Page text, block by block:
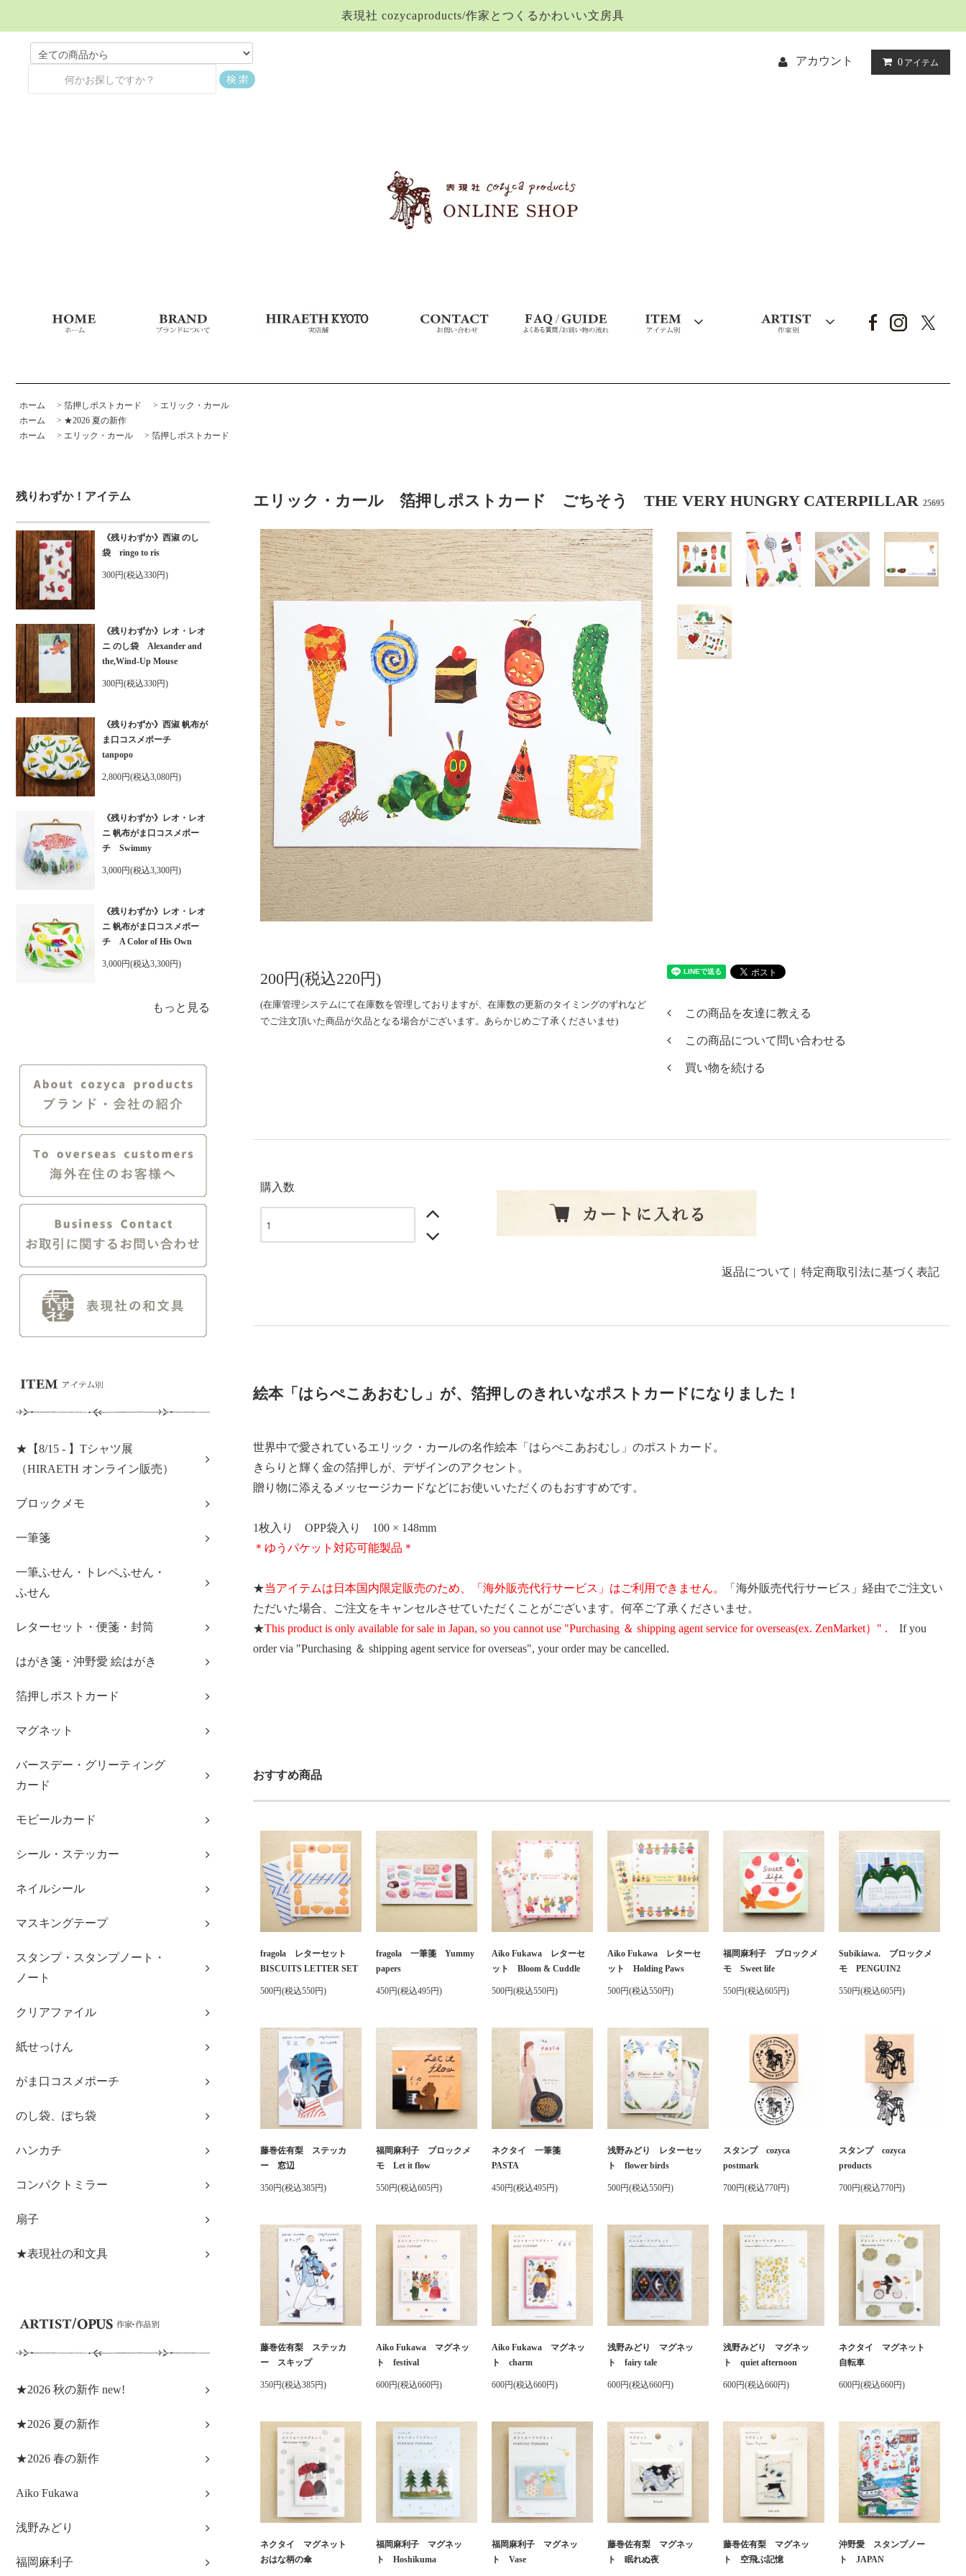
表現社 cozycaproducts/作家とつくるかわいい文房具
アカウント 0 アイテム
ホーム > 箔押しポストカード > エリック・カール
ホーム
> ★2026 夏の新作
ホーム
> エリック・カール > 箔押しポストカード
残りわずか！アイテム
《残りわずか》西淑 のし
袋 ringo to ris
300円(税込330円)
《残りわずか》レオ・レオ
ニ のし袋 Alexander and
the,Wind-Up Mouse
300円(税込330円)
《残りわずか》西淑 帆布が
ま口コスメポーチ
tanpopo
2,800円(税込3,080円)
《残りわずか》レオ・レオ
ニ 帆布がま口コスメポー
チ Swimmy
3,000円(税込3,300円)
《残りわずか》レオ・レオ
ニ 帆布がま口コスメポー
チ A Color of His Own
3,000円(税込3,300円)
もっと見る
★【8/15 - 】Tシャツ展
（HIRAETH オンライン販売）
ブロックメモ
一筆箋
一筆ふせん・トレペふせん・
ふせん
レターセット・便箋・封筒
はがき箋・沖野愛 絵はがき
箔押しポストカード
マグネット
バースデー・グリーティング
カード
モビールカード
シール・ステッカー
ネイルシール
マスキングテープ
スタンプ・スタンプノート・
ノート
クリアファイル
紙せっけん
がま口コスメポーチ
のし袋、ぽち袋
ハンカチ
コンパクトミラー
扇子
★表現社の和文具
★2026 秋の新作 new!
★2026 夏の新作
★2026 春の新作
Aiko Fukawa
浅野みどり
福岡麻利子
エリック・カール 箔押しポストカード ごちそう THE VERY HUNGRY CATERPILLAR 25695
200円(税込220円)
(在庫管理システムにて在庫数を管理しておりますが、在庫数の更新のタイミングのずれなど
でご注文頂いた商品が欠品となる場合がございます。あらかじめご了承くださいませ)
この商品を友達に教える
この商品について問い合わせる
買い物を続ける
購入数
返品について 特定商取引法に基づく表記
絵本「はらぺこあおむし」が、箔押しのきれいなポストカードになりました！
世界中で愛されているエリック・カールの名作絵本「はらぺこあおむし」のポストカード。
きらりと輝く金の箔押しが、デザインのアクセント。
贈り物に添えるメッセージカードなどにお使いいただくのもおすすめです。
1枚入り OPP袋入り 100 × 148mm
＊ゆうパケット対応可能製品＊
★当アイテムは日本国内限定販売のため、「海外販売代行サービス」はご利用できません。
「海外販売代行サービス」経由でご注文い
ただいた場合、ご注文をキャンセルさせていただくことがございます。何卒ご了承くださいませ。
★This product is only available for sale in Japan, so you cannot use "Purchasing ＆ shipping agent service for overseas(ex. ZenMarket）" . If you
order via "Purchasing ＆ shipping agent service for overseas", your order may be cancelled.
おすすめ商品
fragola レターセット
BISCUITS LETTER SET
500円(税込550円)
fragola 一筆箋 Yummy
papers
450円(税込495円)
Aiko Fukawa レターセ
ット Bloom & Cuddle
500円(税込550円)
Aiko Fukawa レターセ
ット Holding Paws
500円(税込550円)
福岡麻利子 ブロックメ
モ Sweet life
550円(税込605円)
Subikiawa. ブロックメ
モ PENGUIN2
550円(税込605円)
藤巻佐有梨 ステッカ
ー 窓辺
350円(税込385円)
福岡麻利子 ブロックメ
モ Let it flow
550円(税込605円)
ネクタイ 一筆箋
PASTA
450円(税込495円)
浅野みどり レターセッ
ト flower birds
500円(税込550円)
スタンプ cozyca
postmark
700円(税込770円)
スタンプ cozyca
products
700円(税込770円)
藤巻佐有梨 ステッカ
ー スキップ
350円(税込385円)
Aiko Fukawa マグネッ
ト festival
600円(税込660円)
Aiko Fukawa マグネッ
ト charm
600円(税込660円)
浅野みどり マグネッ
ト fairy tale
600円(税込660円)
浅野みどり マグネッ
ト quiet afternoon
600円(税込660円)
ネクタイ マグネット
自転車
600円(税込660円)
ネクタイ マグネット
おはな柄の傘
福岡麻利子 マグネッ
ト Hoshikuma
福岡麻利子 マグネッ
ト Vase
藤巻佐有梨 マグネッ
ト 眠れぬ夜
藤巻佐有梨 マグネッ
ト 空飛ぶ記憶
沖野愛 スタンプノー
ト JAPAN